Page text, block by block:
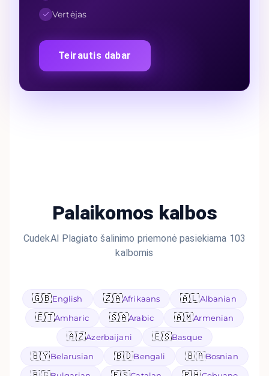
Vertėjas
Teirautis dabar
Palaikomos kalbos
CudekAI Plagiato šalinimo priemonė pasiekiama 103
kalbomis
🇬🇧English 🇿🇦Afrikaans 🇦🇱Albanian
🇪🇹Amharic 🇸🇦Arabic 🇦🇲Armenian
🇦🇿Azerbaijani 🇪🇸Basque
🇧🇾Belarusian 🇧🇩Bengali 🇧🇦Bosnian